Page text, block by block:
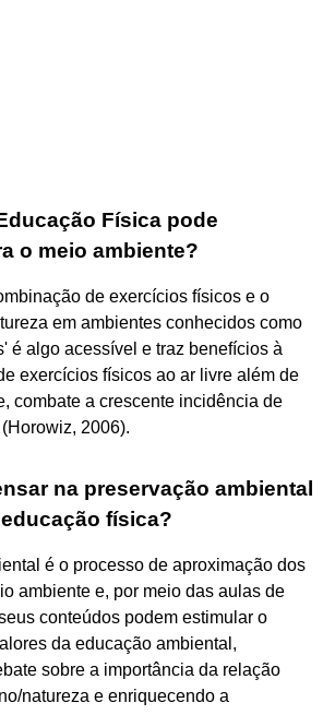
Física pode
o meio ambiente?
de exercícios físicos e o
em ambientes conhecidos como
é algo acessível e traz benefícios à
exercícios físicos ao ar livre além de
combate a crescente incidência de
2006).
na preservação ambiental
física?
é o processo de aproximação dos
ambiente e, por meio das aulas de
conteúdos podem estimular o
da educação ambiental,
sobre a importância da relação
natureza e enriquecendo a